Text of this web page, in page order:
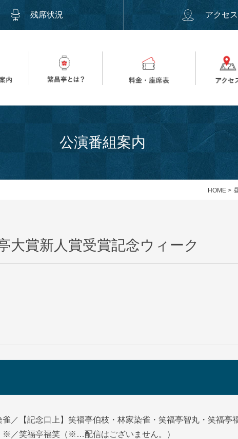
残席状況 アクセス
公演番組案内
HOME >
賞新人賞受賞記念ウィーク
／【記念口上】笑福亭伯枝・林家染雀・笑福亭智丸・笑福亭
／笑福亭福笑（※…配信はございません。）